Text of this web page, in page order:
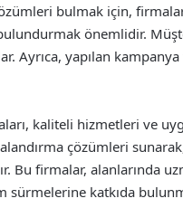
bulmak için,
önemlidir.
Ayrıca, yapılan
kaliteli hizmetleri ve
çözümleri
Bu firmalar, alanlarında
sürmelerine katkıda